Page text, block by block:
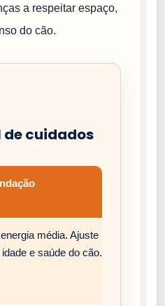
a respeitar espaço,
do cão.
de cuidados
média. Ajuste passeios,
e saúde do cão.